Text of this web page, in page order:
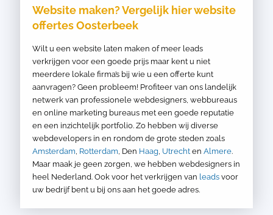
Website maken? Vergelijk hier website
offertes Oosterbeek
Wilt u een website laten maken of meer leads
verkrijgen voor een goede prijs maar kent u niet
meerdere lokale firma’s bij wie u een offerte kunt
aanvragen? Geen probleem! Profiteer van ons landelijk
netwerk van professionele webdesigners, webbureaus
en online marketing bureaus met een goede reputatie
en een inzichtelijk portfolio. Zo hebben wij diverse
webdevelopers in en rondom de grote steden zoals
Amsterdam, Rotterdam, Den Haag, Utrecht en Almere.
Maar maak je geen zorgen, we hebben webdesigners in
heel Nederland. Ook voor het verkrijgen van leads voor
uw bedrijf bent u bij ons aan het goede adres.